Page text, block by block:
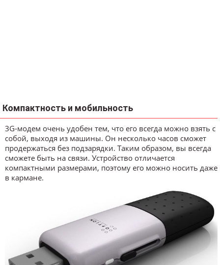
Компактность и мобильность
3G-модем очень удобен тем, что его всегда можно взять с
собой, выходя из машины. Он несколько часов сможет
продержаться без подзарядки. Таким образом, вы всегда
сможете быть на связи. Устройство отличается
компактными размерами, поэтому его можно носить даже
в кармане.